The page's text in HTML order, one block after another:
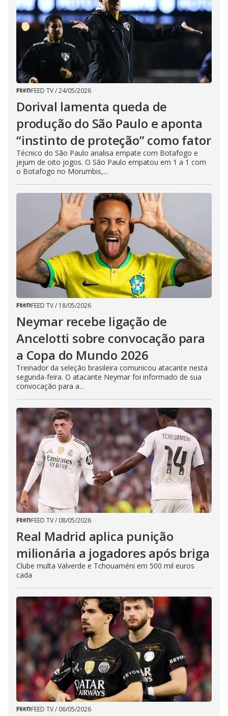
FEED TV/24/05/2026
Dorival lamenta queda de
produção do São Paulo e aponta
“instinto de proteção” como fator
Técnico do São Paulo analisa empate com Botafogo e
jejum de oito jogos. O São Paulo empatou em 1 a 1 com
o Botafogo no Morumbis,...
FEED TV/ 18/05/2026
Neymar recebe ligação de
Ancelotti sobre convocação para
a Copa do Mundo 2026
Treinador da seleção brasileira comunicou atacante nesta
segunda-feira. O atacante Neymar foi informado de sua
convocação para a...
FEED TV/ 08/05/2026
Real Madrid aplica punição
milionária a jogadores após briga
Clube multa Valverde e Tchouaméni em 500 mil euros
cada
FEED TV/ 06/05/2026